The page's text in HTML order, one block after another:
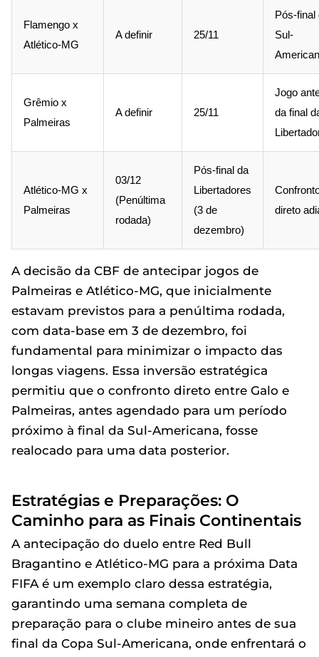
Flamengo x
Atlético-MG
A definir 25/11
Pós-final
Sul-
Grêmio x
Palmeiras
A definir 25/11
Jogo
da final
Atlético-MG x
Palmeiras
03/12
(Penúltima
rodada)
Pós-final da
Libertadores
(3 de
dezembro)
direto
A decisão da CBF de antecipar jogos de
Palmeiras e Atlético-MG, que inicialmente
estavam previstos para a penúltima rodada,
com data-base em 3 de dezembro, foi
fundamental para minimizar o impacto das
longas viagens. Essa inversão estratégica
permitiu que o confronto direto entre Galo e
Palmeiras, antes agendado para um período
próximo à final da Sul-Americana, fosse
realocado para uma data posterior.
Estratégias e Preparações: O
Caminho para as Finais Continentais
A antecipação do duelo entre Red Bull
Bragantino e Atlético-MG para a próxima Data
FIFA é um exemplo claro dessa estratégia,
garantindo uma semana completa de
preparação para o clube mineiro antes de sua
final da Copa Sul-Americana, onde enfrentará o